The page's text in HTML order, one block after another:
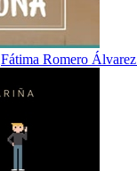
Fátima Romero Álvarez